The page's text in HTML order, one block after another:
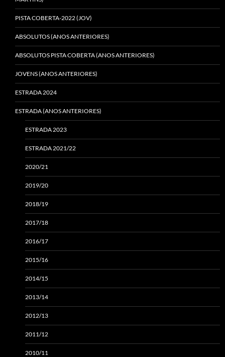
PISTA COBERTA-2022 (JOV)
ABSOLUTOS (ANOS ANTERIORES)
ABSOLUTOS PISTA COBERTA (ANOS ANTERIORES)
JOVENS (ANOS ANTERIORES)
ESTRADA 2024
ESTRADA (ANOS ANTERIORES)
ESTRADA 2023
ESTRADA 2021/22
2020/21
2019/20
2018/19
2017/18
2016/17
2015/16
2014/15
2013/14
2012/13
2011/12
2010/11